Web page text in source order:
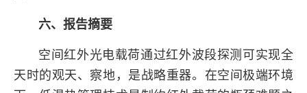
六、报告摘要
空间红外光电载荷通过红外波段探测可实现全
天时的观天、察地，是战略重器。在空间极端环境